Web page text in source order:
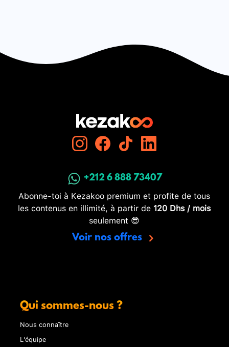
+212 6 888 73407
Abonne-toi à Kezakoo premium et profite de tous
les contenus en illimité, à partir de 120 Dhs / mois
seulement 😎
Voir nos offres
Qui sommes-nous ?
Nous connaître
L'équipe